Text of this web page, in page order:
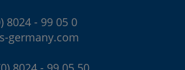
8024 - 99 05 0
germany.com